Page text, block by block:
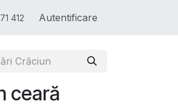
412 Autentificare
ceară